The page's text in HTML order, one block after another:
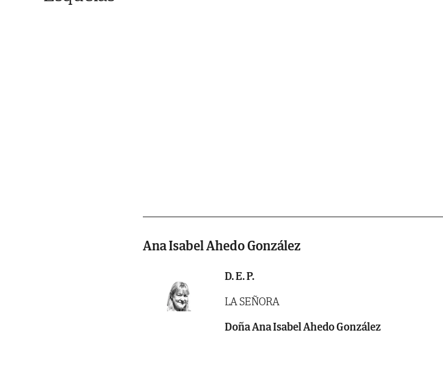
Ana Isabel Ahedo González
D. E. P.
LA SEÑORA
Doña Ana Isabel Ahedo González